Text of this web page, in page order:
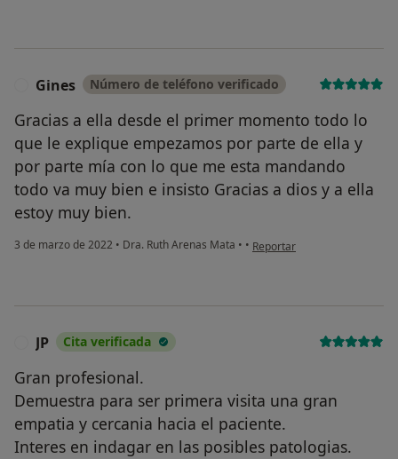
Gines Número de teléfono verificado
Gracias a ella desde el primer momento todo lo
que le explique empezamos por parte de ella y
por parte mía con lo que me esta mandando
todo va muy bien e insisto Gracias a dios y a ella
estoy muy bien.
3 de marzo de 2022 • Dra. Ruth Arenas Mata • • en opinión del usuario Gines
Reportar
JP Cita verificada
Gran profesional.
Demuestra para ser primera visita una gran
empatia y cercania hacia el paciente.
Interes en indagar en las posibles patologias.